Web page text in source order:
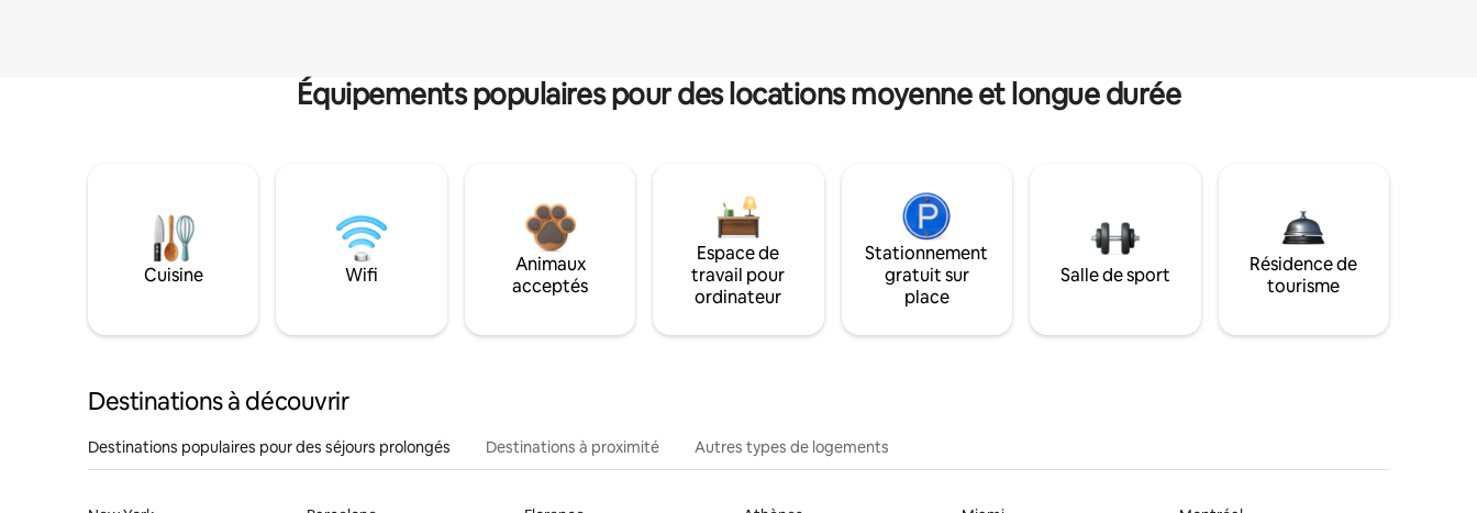
Équipements populaires pour des locations moyenne et longue durée
Cuisine Wifi
Animaux
acceptés
Espace de
travail pour
ordinateur
Stationnement
gratuit sur
place
Salle de sport
Résidence de
tourisme
Destinations à découvrir
Destinations populaires pour des séjours prolongés Destinations à proximité Autres types de logements